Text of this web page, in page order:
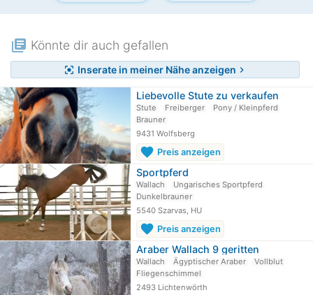
library_books Könnte dir auch gefallen
center_focus_strong Inserate in meiner Nähe anzeigen chevron_right
Liebevolle Stute zu verkaufen
Stute Freiberger
Pony / Kleinpferd
Brauner
9431 Wolfsberg
favorite Preis anzeigen
Sportpferd
Wallach
Ungarisches Sportpferd
Dunkelbrauner
5540 Szarvas, HU
favorite Preis anzeigen
Araber Wallach 9 geritten
Wallach Ägyptischer Araber
Vollblut
Fliegenschimmel
2493 Lichtenwörth